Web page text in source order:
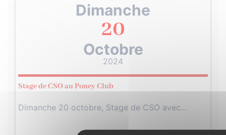
Dimanche
20
Octobre
2024
Stage de CSO au Poney Club
Dimanche 20 octobre, Stage de CSO avec…